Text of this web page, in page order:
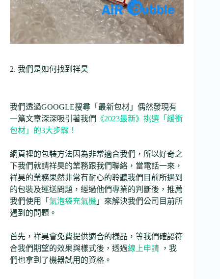
2. 我們是如何找到祥昊
我們透過GOOGLE搜尋「最新包材」偶然發現有
一篇文章深深吸引著我們 《2023最新》挑選「緩衝
包材」的3大步驟！
網頁裡的包裝方法因為非常適合我們，所以好奇之
下我們就請祥昊的業務跟我們聯絡，當電話一來，
祥昊的業務果然非常有耐心的聆聽我們目前所遇到
的包裝及運送問題，經過他們專業的判斷後，推薦
我們使用「 氣泡袋充氣機 」來解決我們公司目前所
遇到的問題。
首先，祥昊會免費提供適合的樣品，等我們確認符
合我們期望的效果與樣式後，透過線上申請 ，我
們也拿到了機器試用的資格。